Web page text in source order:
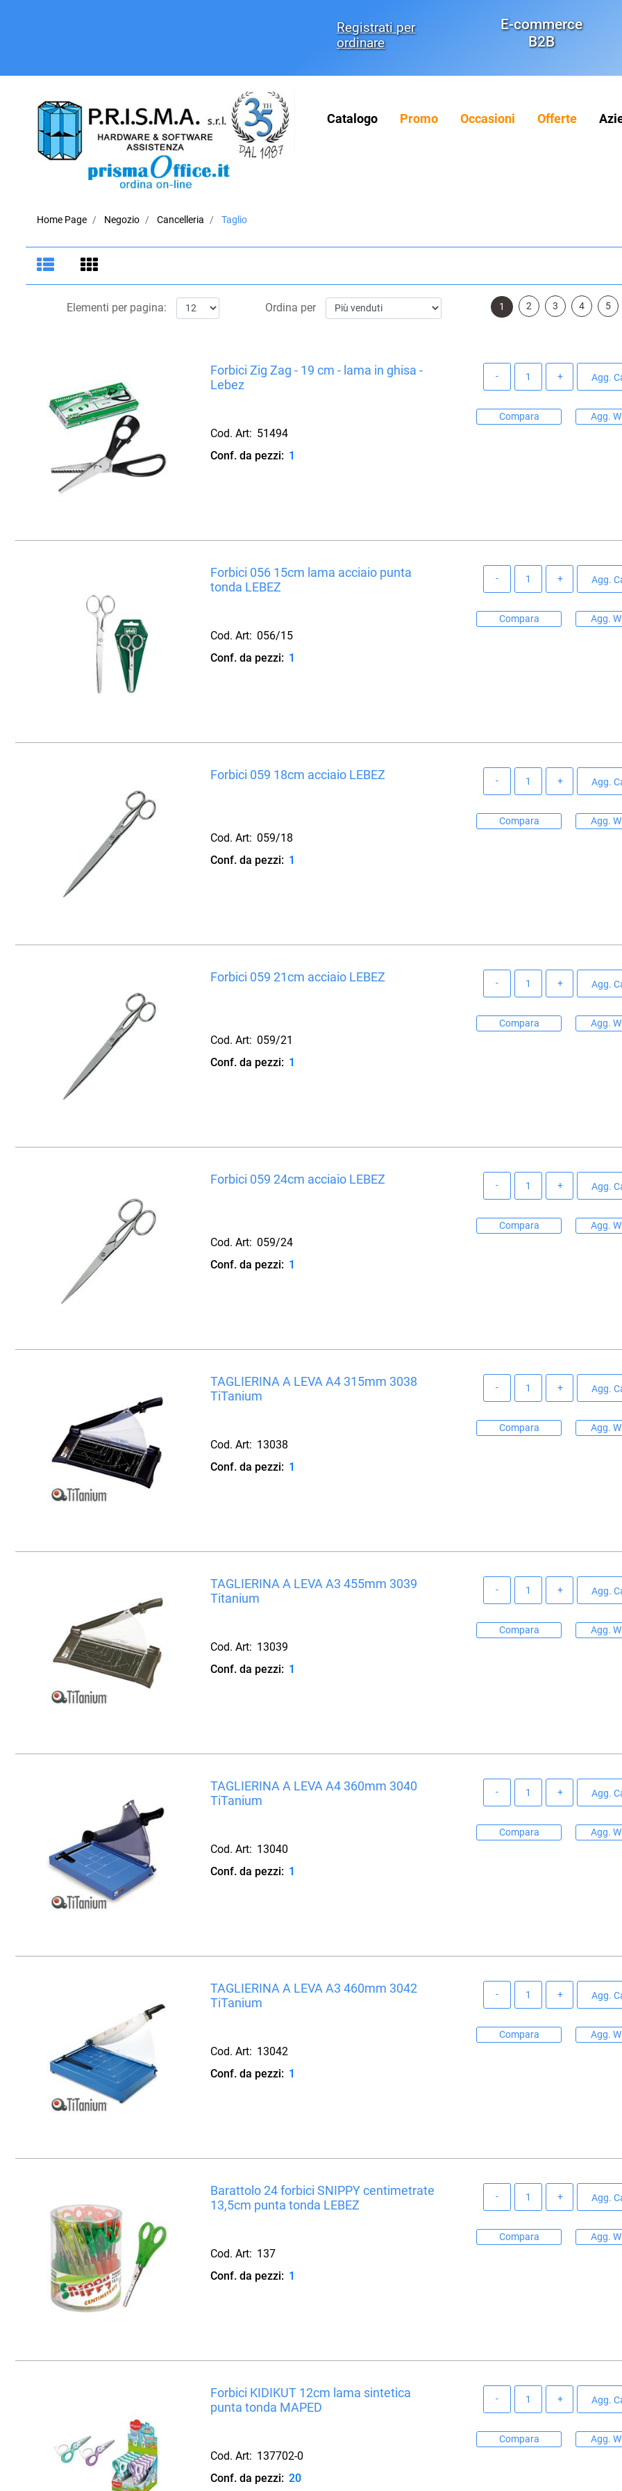
Registrati per
ordinare
E-commerce
B2B
Catalogo Promo Occasioni Offerte
Home Page Negozio Cancelleria Taglio
Ordina per
Elementi per pagina: 1 2 3 4 5
Forbici Zig Zag - 19 cm - lama in ghisa -
Lebez
Cod. Art: 51494
Conf. da pezzi: 1
Agg.
Compara Agg.
Forbici 056 15cm lama acciaio punta
tonda LEBEZ
Cod. Art: 056/15
Conf. da pezzi: 1
Agg.
Compara Agg.
Forbici 059 18cm acciaio LEBEZ
Cod. Art: 059/18
Conf. da pezzi: 1
Agg.
Compara Agg.
Forbici 059 21cm acciaio LEBEZ
Cod. Art: 059/21
Conf. da pezzi: 1
Agg.
Compara Agg.
Forbici 059 24cm acciaio LEBEZ
Cod. Art: 059/24
Conf. da pezzi: 1
Agg.
Compara Agg.
TAGLIERINA A LEVA A4 315mm 3038
TiTanium
Cod. Art: 13038
Conf. da pezzi: 1
Agg.
Compara Agg.
TAGLIERINA A LEVA A3 455mm 3039
Titanium
Cod. Art: 13039
Conf. da pezzi: 1
Agg.
Compara Agg.
TAGLIERINA A LEVA A4 360mm 3040
TiTanium
Cod. Art: 13040
Conf. da pezzi: 1
Agg.
Compara Agg.
TAGLIERINA A LEVA A3 460mm 3042
TiTanium
Cod. Art: 13042
Conf. da pezzi: 1
Agg.
Compara Agg.
Barattolo 24 forbici SNIPPY centimetrate
13,5cm punta tonda LEBEZ
Cod. Art: 137
Conf. da pezzi: 1
Agg.
Compara Agg.
Forbici KIDIKUT 12cm lama sintetica
punta tonda MAPED
Cod. Art: 137702-0
Conf. da pezzi: 20
Agg.
Compara Agg.